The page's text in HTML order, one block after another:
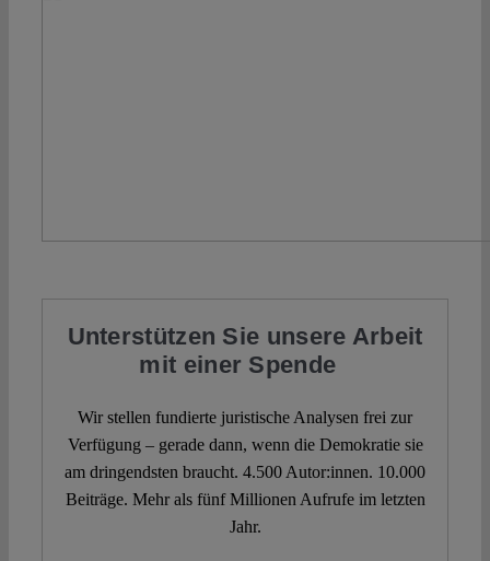
Unterstützen Sie unsere Arbeit
mit einer Spende
Wir stellen fundierte juristische Analysen frei zur
Verfügung – gerade dann, wenn die Demokratie sie
am dringendsten braucht. 4.500 Autor:innen. 10.000
Beiträge. Mehr als fünf Millionen Aufrufe im letzten
Jahr.